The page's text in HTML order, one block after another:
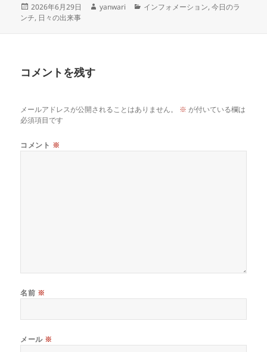
投
稿
2026年6月29日
作
yanwari
カ
インフォメーション,今日のラ
ンチ, 日々の出来事
コメントを残す
メールアドレスが公開されることはありません。 ※ が付いている欄は
必須項目です
コメント ※
名前 ※
メール ※